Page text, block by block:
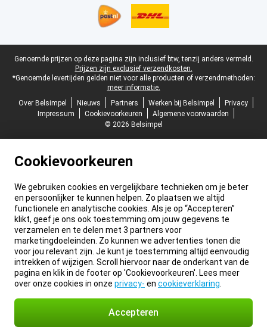
Juridische voettekst
Genoemde prijzen op deze pagina zijn inclusief btw, tenzij anders vermeld.
Prijzen zijn exclusief verzendkosten.
*Genoemde levertijden gelden niet voor alle producten of verzendmethoden:
meer informatie.
Over Belsimpel
Nieuws Partners Werken bij Belsimpel
Privacy
Impressum
Cookievoorkeuren
Algemene voorwaarden
© 2026 Belsimpel
Cookievoorkeuren
We gebruiken cookies en vergelijkbare technieken om je beter
en persoonlijker te kunnen helpen. Zo plaatsen we altijd
functionele en analytische cookies. Als je op “Accepteren”
klikt, geef je ons ook toestemming om jouw gegevens te
verzamelen en te delen met 3 partners voor
marketingdoeleinden. Zo kunnen we advertenties tonen die
voor jou relevant zijn. Je kunt je toestemming altijd eenvoudig
intrekken of wijzigen. Scroll hiervoor naar de onderkant van de
pagina en klik in de footer op 'Cookievoorkeuren'. Lees meer
over onze cookies in onze privacy- en cookieverklaring
Accepteren